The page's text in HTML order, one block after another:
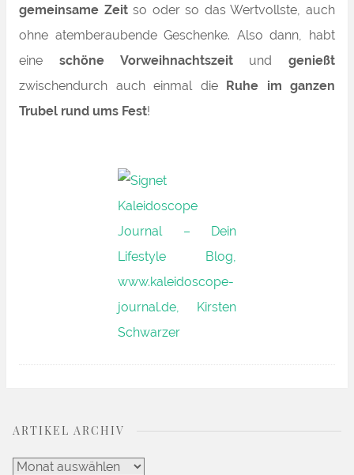
gemeinsame Zeitso oder so das Wertvollste, auch
ohne atemberaubende Geschenke. Also dann, habt
eine schöne Vorweihnachtszeitund genießt
zwischendurch auch einmal die Ruhe im ganzen
Trubel rund ums Fest!
ARTIKEL ARCHIV
Artikel